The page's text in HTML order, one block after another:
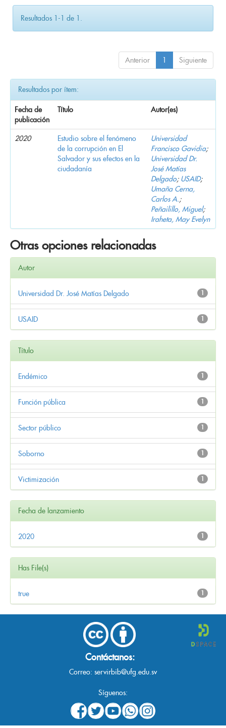
Resultados 1-1 de 1.
Anterior 1 Siguiente
Resultados por ítem:
Fecha de
publicación
Título Autor(es)
2020
Estudio sobre el fenómeno
de la corrupción en El
Salvador y sus efectos en la
ciudadanía
Universidad
Francisco Gavidia;
Universidad Dr.
José Matías
Delgado; USAID;
Umaña Cerna,
Carlos A.;
Peñailillo, Miguel;
Iraheta, May Evelyn
Otras opciones relacionadas
Autor
1
Universidad Dr. José Matías Delgado
1
USAID
Título
1
Endémico
1
Función pública
1
Sector público
1
Soborno
1
Victimización
Fecha de lanzamiento
1
2020
Has File(s)
1
true
Contáctanos:
Correo: servirbib@ufg.edu.sv
Síguenos: